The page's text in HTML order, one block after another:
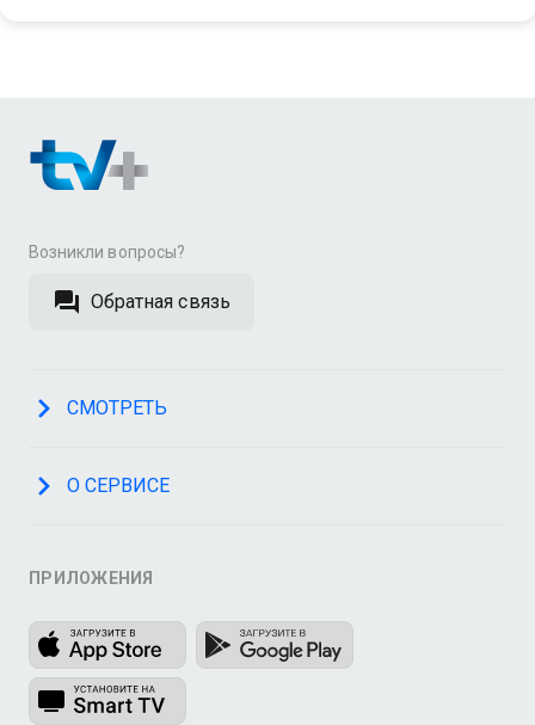
Возникли вопросы?
Обратная связь
СМОТРЕТЬ
О СЕРВИСЕ
ПРИЛОЖЕНИЯ